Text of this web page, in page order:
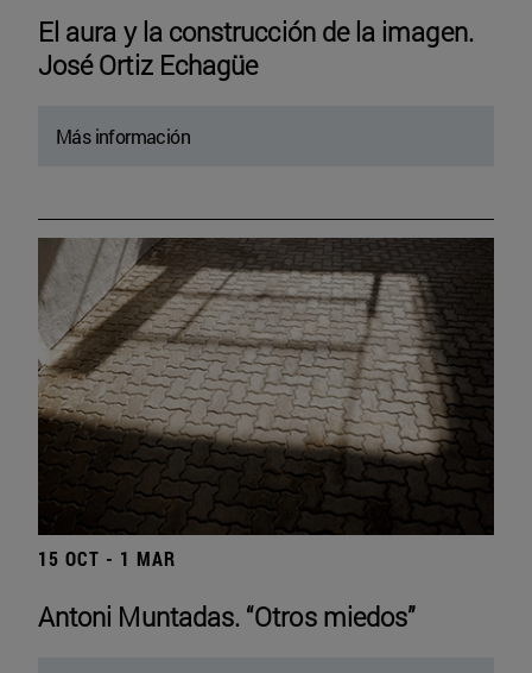
El aura y la construcción de la imagen.
José Ortiz Echagüe
Más información
15 OCT - 1 MAR
Antoni Muntadas. “Otros miedos”